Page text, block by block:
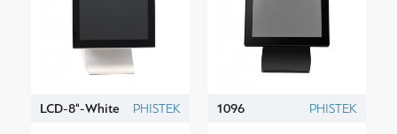
LCD-8"-White PHISTEK 1096 PHISTEK